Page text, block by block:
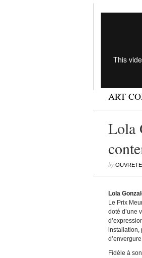
ART
Lola
by
Lola
Le Prix
doté d’une
installation,
Fidèle à